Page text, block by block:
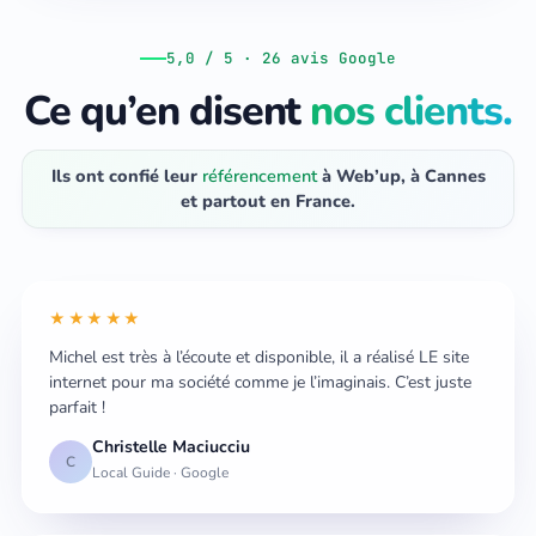
5,0 / 5 · 26 avis Google
Ce qu’en disentnos clients.
Ils ont confié leur référencementà Web’up, à Cannes
et partout en France.
★★★★★
Michel est très à l’écoute et disponible, il a réalisé LE site
internet pour ma société comme je l’imaginais. C’est juste
parfait !
C
Christelle Maciucciu
Local Guide · Google